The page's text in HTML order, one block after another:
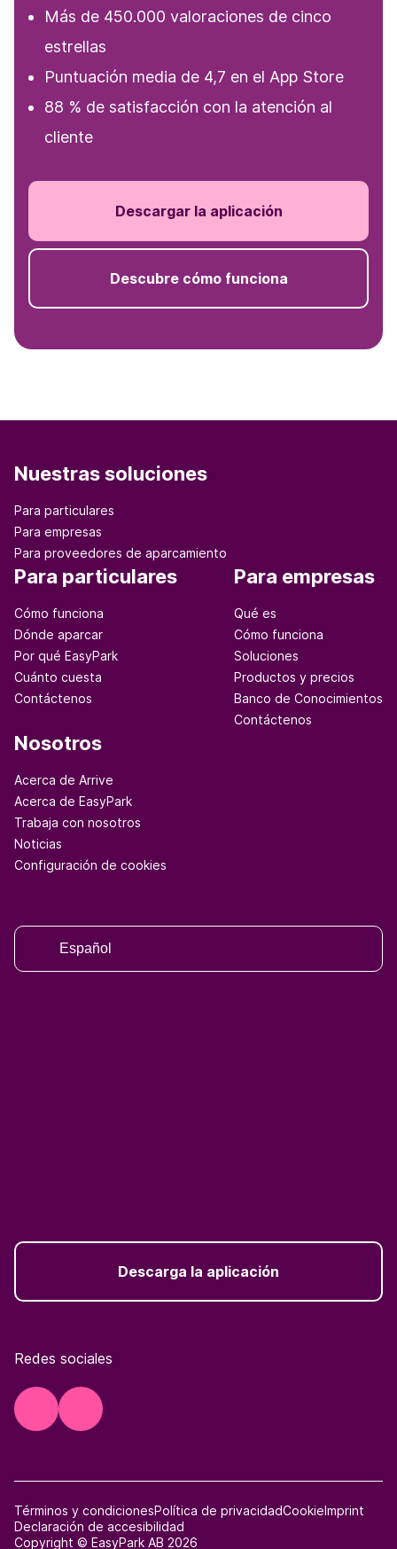
Más de 450.000 valoraciones de cinco
estrellas
Puntuación media de 4,7 en el App Store
88 % de satisfacción con la atención al
cliente
Descargar la aplicación
Descubre cómo funciona
Nuestras soluciones
Para particulares
Para empresas
Para proveedores de aparcamiento
Para particulares
Cómo funciona
Dónde aparcar
Por qué EasyPark
Cuánto cuesta
Contáctenos
Para empresas
Qué es
Cómo funciona
Soluciones
Productos y precios
Banco de Conocimientos
Contáctenos
Nosotros
Acerca de Arrive
Acerca de EasyPark
Trabaja con nosotros
Noticias
Configuración de cookies
Español
Descarga la aplicación
Redes sociales
Copyright © EasyPark AB 2026
Términos y condicionesPolítica de privacidadCookieImprint
Declaración de accesibilidad